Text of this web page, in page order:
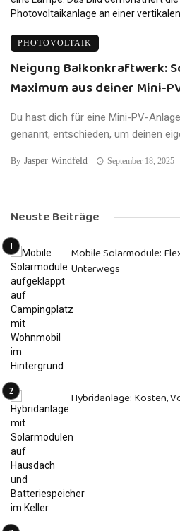
PHOTOVOLTAIK
Neigung Balkonkraftwerk:
Maximum aus deiner Mini-
Du hast dich für eine Mini-PV-
genannt, entschieden, um deinen
By Jasper Windfeld September 18, 2025
Neuste Beiträge
Mobile Solarmodule:
Unterwegs
Hybridanlage: Kosten,